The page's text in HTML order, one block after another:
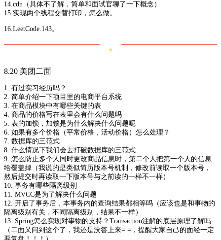
14.cdn（具体不了解，简单和面试官聊了一下概念）
15.实现两个线程交替打印，怎么做。
16.LeetCode.143。
★
8.20 美团二面
1. 有过实习经历吗？
2. 简单介绍一下项目里的电商平台系统
3. 在商品模块中有哪些关键的表
4. 商品的价格写在表里会有什么问题吗
5. 表的加锁，加锁是为什么解决什么问题呢
6. 如果有多个价格（平常价格，活动价格）怎么处理？
7. 数据库的三范式
8. 什么情况下我们会去打破数据库的三范式
9. 怎么防止多个人同时更改商品信息时，第二个人把第一个人的信息
给覆盖掉（我说的是类似简历版本号机制，修改前读取一个版本号，
然后提交时再读取一下版本号与之前读的一样不一样）
10. 事务有哪些隔离级别
11. MVCC是为了解决什么问题
12. 开启了事务后，本事务内的查询结果都相等吗（应该也是和事物的
隔离级别有关，不同隔离级别，结果不一样）
13. Spring怎么实现对事物的支持？Transaction注解的底层原理了解吗
（二面又问到这个了，我还是没答上来= =，提醒大家自己的面经一定